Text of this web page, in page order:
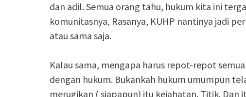
dan adil. Semua orang tahu, hukum kita ini
komunitasnya, Rasanya, KUHP nantinya jadi
atau sama saja.
Kalau sama, mengapa harus repot-repot
dengan hukum. Bukankah hukum umumpun
merugikan ( siapapun) itu kejahatan. Titik. Dan